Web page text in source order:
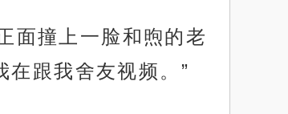
面撞上一脸和煦的老
跟我舍友视频。”